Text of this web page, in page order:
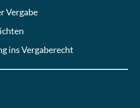
Vergabe
ins Vergaberecht